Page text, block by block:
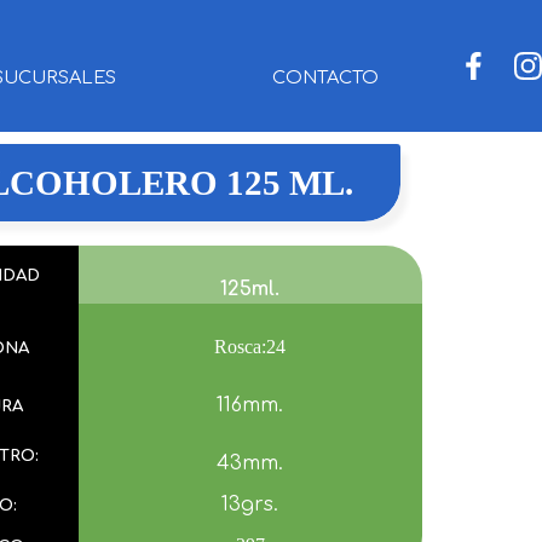
CONTACTO
125 ML.
125ml.
Rosca:24
116mm.
43mm.
13grs.